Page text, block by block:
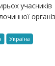
учасників
Україна